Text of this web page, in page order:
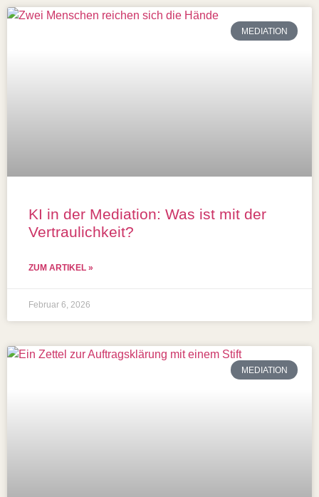
MEDIATION
KI in der Mediation: Was ist mit der
Vertraulichkeit?
ZUM ARTIKEL »
Februar 6, 2026
MEDIATION